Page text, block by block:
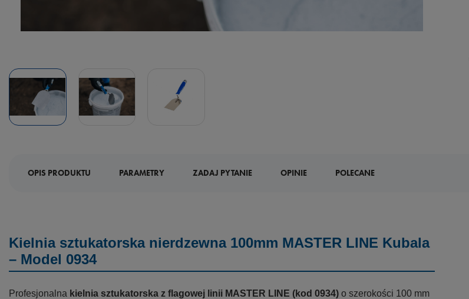
OPIS PRODUKTU PARAMETRY ZADAJ PYTANIE OPINIE POLECANE
Kielnia sztukatorska nierdzewna 100mm MASTER LINE Kubala
– Model 0934
Profesjonalna kielnia sztukatorska z flagowej linii MASTER LINE (kod 0934) o szerokości 100 mm